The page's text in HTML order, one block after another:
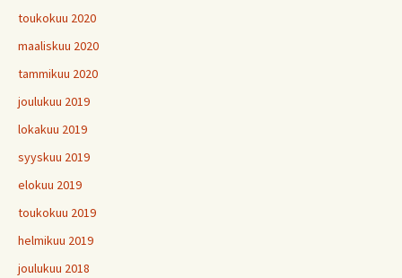
toukokuu 2020
maaliskuu 2020
tammikuu 2020
joulukuu 2019
lokakuu 2019
syyskuu 2019
elokuu 2019
toukokuu 2019
helmikuu 2019
joulukuu 2018